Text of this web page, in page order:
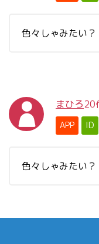
色々しゃみたい
まひろ20
APP ID
色々しゃみたい